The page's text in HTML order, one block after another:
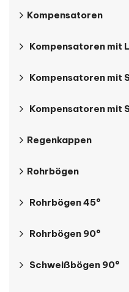
Kompensatoren
Kompensatoren mit
Kompensatoren mit
Kompensatoren mit
Regenkappen
Rohrbögen
Rohrbögen 45°
Rohrbögen 90°
Schweißbögen 90°